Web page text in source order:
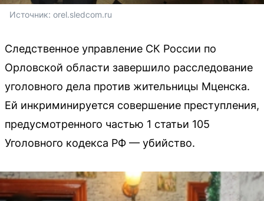
Источник: orel.sledcom.ru
Следственное управление СК России по
Орловской области завершило расследование
уголовного дела против жительницы Мценска.
Ей инкриминируется совершение преступления,
предусмотренного частью 1 статьи 105
Уголовного кодекса РФ — убийство.